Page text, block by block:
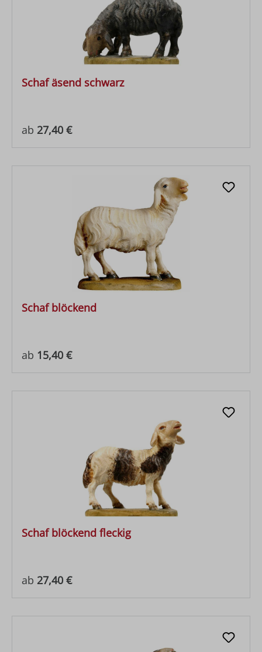
Schaf äsend schwarz
Regulärer Preis:
ab 27,40 €
Schaf blöckend
Regulärer Preis:
ab 15,40 €
Schaf blöckend fleckig
Regulärer Preis:
ab 27,40 €